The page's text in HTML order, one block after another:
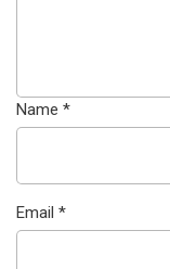
Name *
Email *